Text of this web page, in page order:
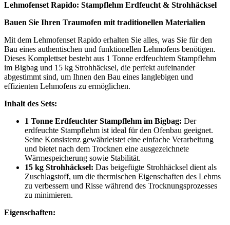
Lehmofenset Rapido: Stampflehm Erdfeucht & Strohhäcksel
Bauen Sie Ihren Traumofen mit traditionellen Materialien
Mit dem Lehmofenset Rapido erhalten Sie alles, was Sie für den
Bau eines authentischen und funktionellen Lehmofens benötigen.
Dieses Komplettset besteht aus 1 Tonne erdfeuchtem Stampflehm
im Bigbag und 15 kg Strohhäcksel, die perfekt aufeinander
abgestimmt sind, um Ihnen den Bau eines langlebigen und
effizienten Lehmofens zu ermöglichen.
Inhalt des Sets:
1 Tonne Erdfeuchter Stampflehm im Bigbag: Der
erdfeuchte Stampflehm ist ideal für den Ofenbau geeignet.
Seine Konsistenz gewährleistet eine einfache Verarbeitung
und bietet nach dem Trocknen eine ausgezeichnete
Wärmespeicherung sowie Stabilität.
15 kg Strohhäcksel: Das beigefügte Strohhäcksel dient als
Zuschlagstoff, um die thermischen Eigenschaften des Lehms
zu verbessern und Risse während des Trocknungsprozesses
zu minimieren.
Eigenschaften: